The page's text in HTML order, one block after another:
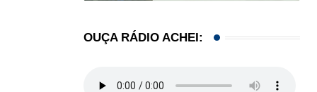
OUÇA RÁDIO ACHEI: